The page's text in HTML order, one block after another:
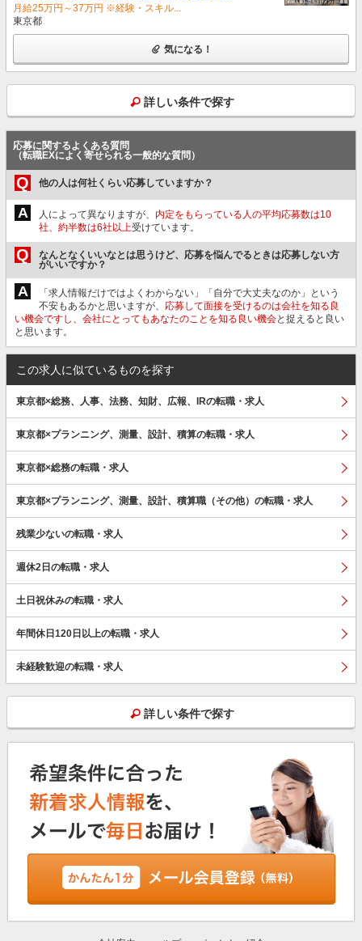
月給25万円～37万円 ※経験・スキル...
東京都
気になる！
詳しい条件で探す
応募に関するよくある質問
（転職EXによく寄せられる一般的な質問）
Q 他の人は何社くらい応募していますか？
A 人によって異なりますが、 内定をもらっている人の平均応募数は10
社、約半数は6社以上受けています。
Q
なんとなくいいなとは思うけど、応募を悩んでるときは応募しない方
がいいですか？
A
「求人情報だけではよくわからない」「自分で大丈夫なのか」という
不安もあるかと思いますが、 応募して面接を受けるのは会社を知る良
い機会ですし、会社にとってもあなたのことを知る良い機会と捉えると良い
と思います。
この求人に似ているものを探す
東京都×総務、人事、法務、知財、広報、IRの転職・求人
東京都×プランニング、測量、設計、積算の転職・求人
東京都×総務の転職・求人
東京都×プランニング、測量、設計、積算職（その他）の転職・求人
残業少ないの転職・求人
週休2日の転職・求人
土日祝休みの転職・求人
年間休日120日以上の転職・求人
未経験歓迎の転職・求人
詳しい条件で探す